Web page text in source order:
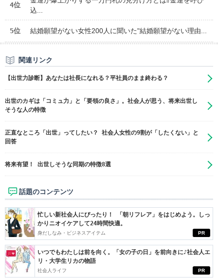
4位
込...
5位 結婚願望がない女性200人に聞いた"結婚願望がない理由...
関連リンク
【出世力診断】あなたは社長になれる？平社員のまま終わる？
出世のカギは「コミュ力」と「要領の良さ」。社会人が思う、将来出世し
そうな人の特徴
正直なところ「出世」ってしたい？ 社会人女性の9割が「したくない」と
回答
将来有望！ 出世しそうな同期の特徴8選
話題のコンテンツ
PR
忙しい新社会人にぴったり！ 「朝リフレア」をはじめよう。しっ
かりニオイケアして24時間快適。
身だしなみ・ビジネスアイテム
PR
いつでもわたしは前を向く。「女の子の日」を前向きに♪社会人エ
リ・大学生リカの物語
社会人ライフ